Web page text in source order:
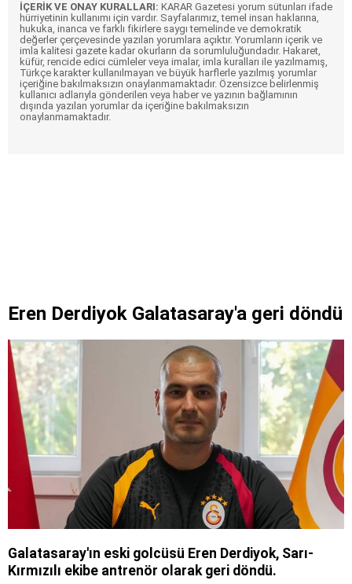
İÇERİK VE ONAY KURALLARI: KARAR Gazetesi yorum sütunları ifade
hürriyetinin kullanımı için vardır. Sayfalarımız, temel insan haklarına,
hukuka, inanca ve farklı fikirlere saygı temelinde ve demokratik
değerler çerçevesinde yazılan yorumlara açıktır. Yorumların içerik ve
imla kalitesi gazete kadar okurların da sorumluluğundadır. Hakaret,
küfür, rencide edici cümleler veya imalar, imla kuralları ile yazılmamış,
Türkçe karakter kullanılmayan ve büyük harflerle yazılmış yorumlar
içeriğine bakılmaksızın onaylanmamaktadır. Özensizce belirlenmiş
kullanıcı adlarıyla gönderilen veya haber ve yazının bağlamının
dışında yazılan yorumlar da içeriğine bakılmaksızın
onaylanmamaktadır.
Eren Derdiyok Galatasaray'a geri döndü
Galatasaray'ın eski golcüsü Eren Derdiyok, Sarı-
Kırmızılı ekibe antrenör olarak geri döndü.